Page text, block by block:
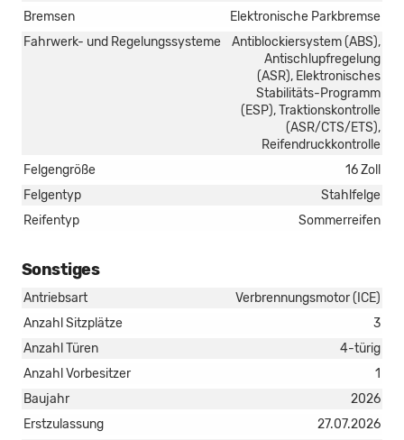
Bremsen
Elektronische Parkbremse
Fahrwerk- und Regelungssysteme
Antiblockiersystem (ABS),
Antischlupfregelung
(ASR), Elektronisches
Stabilitäts-Programm
(ESP), Traktionskontrolle
(ASR/CTS/ETS),
Reifendruckkontrolle
Felgengröße
16 Zoll
Felgentyp
Stahlfelge
Reifentyp
Sommerreifen
Sonstiges
Antriebsart
Verbrennungsmotor (ICE)
Anzahl Sitzplätze
3
Anzahl Türen
4-türig
Anzahl Vorbesitzer
1
Baujahr
2026
Erstzulassung
27.07.2026